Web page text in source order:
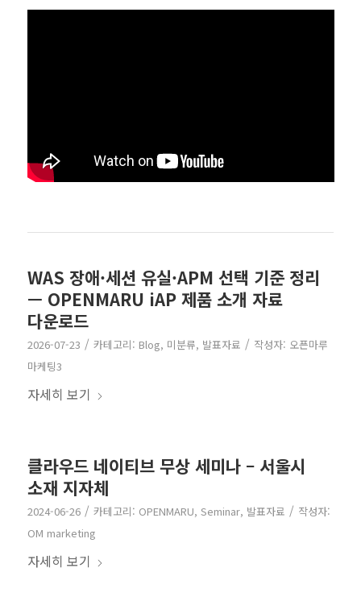
WAS 장애·세션 유실·APM 선택 기준 정리
— OPENMARU iAP 제품 소개 자료
다운로드
2026-07-23 / 카테고리: Blog, 미분류, 발표자료 / 작성자: 오픈마루
마케팅3
자세히 보기
클라우드 네이티브 무상 세미나 – 서울시
소재 지자체
2024-06-26 / 카테고리: OPENMARU, Seminar, 발표자료 / 작성자:
OM marketing
자세히 보기